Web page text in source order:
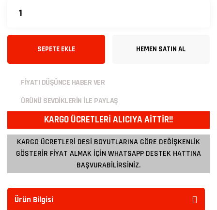
SEPETE EKLE HEMEN SATIN AL
FİYATI DÜŞÜNCE HABER VER
ÜRÜNÜ SEVDİKLERİN İLE PAYLAŞ
KARGO ÜCRETLERİ ALICIYA AİTTİR!!
KARGO ÜCRETLERİ DESİ BOYUTLARINA GÖRE DEĞİŞKENLİK
GÖSTERİR FİYAT ALMAK İÇİN WHATSAPP DESTEK HATTINA
BAŞVURABİLİRSİNİZ.
Ürün Bilgisi